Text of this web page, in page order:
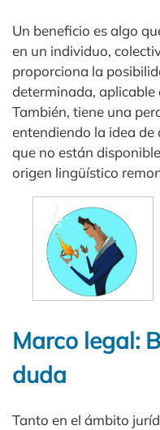
Un beneficio es algo
en un individuo,
proporciona la
determinada,
También, tiene una
entendiendo la idea de
que no están
origen lingüístico
Marco legal:
duda
Tanto en el ámbito